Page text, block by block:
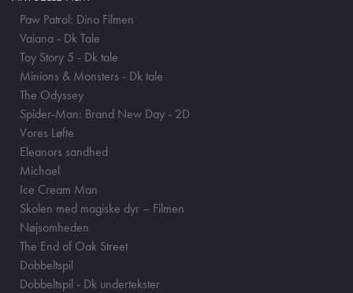
Paw Patrol: Dino Filmen
Vaiana - Dk Tale
Toy Story 5 - Dk tale
Minions & Monsters - Dk tale
The Odyssey
Spider-Man: Brand New Day - 2D
Vores Løfte
Eleanors sandhed
Michael
Ice Cream Man
Skolen med magiske dyr – Filmen
Nøjsomheden
The End of Oak Street
Dobbeltspil
Dobbeltspil - Dk undertekster